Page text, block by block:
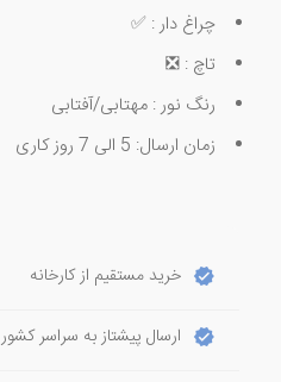
چراغ دار : ✅
تاچ : ❎
رنگ نور : مهتابی/آفتابی
زمان ارسال: 5 الی 7 روز کاری
خرید مستقیم از کارخانه
ارسال پیشتاز به سراسر کشور